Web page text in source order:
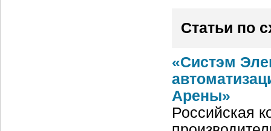
Статьи по
«Систэм
Арены»
Российская